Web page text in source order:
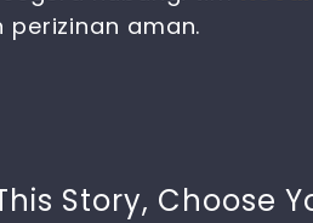
perizinan aman.
Story, Choose